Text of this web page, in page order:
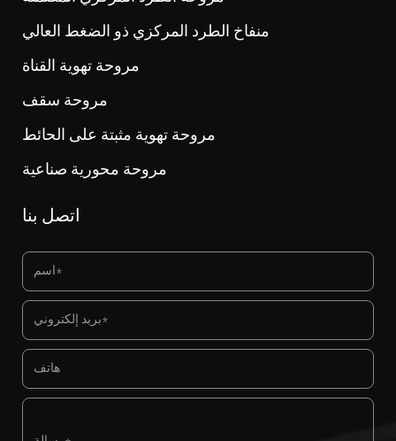
منفاخ الطرد المركزي ذو الضغط العالي
مروحة تهوية القناة
مروحة سقف
مروحة تهوية مثبتة على الحائط
مروحة محورية صناعية
اتصل بنا